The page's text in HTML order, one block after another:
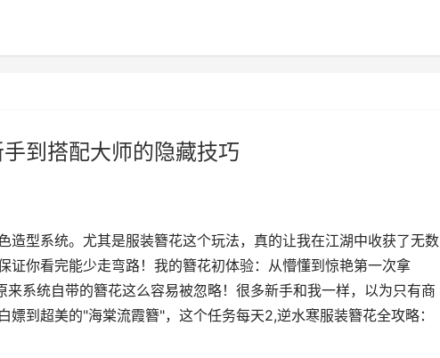
到搭配大师的隐藏技巧
造型系统。尤其是服装簪花这个玩法，真的让我在江湖中收获了无数
证你看完能少走弯路！我的簪花初体验：从懵懂到惊艳第一次拿
系统自带的簪花这么容易被忽略！很多新手和我一样，以为只有商
到超美的"海棠流霞簪"，这个任务每天2,逆水寒服装簪花全攻略：